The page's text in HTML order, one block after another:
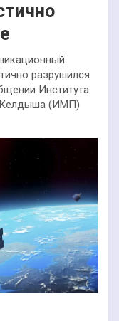
разрушился
Института
Келдыша (ИМП)